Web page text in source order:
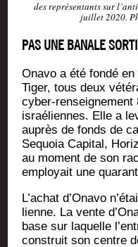
des repré­sen­tants sur
juillet 2020.
PAS UNE BANALE
Ona­vo a été fon­dé
Tiger, tous deux
cyber-ren­sei­gne­ment
israé­liennes. Elle a
auprès de fonds de
Sequoia Capi­tal,
au moment de son
employait une
L’a­chat d’O­na­vo
lienne. La vente
base sur laquelle
construit son centre